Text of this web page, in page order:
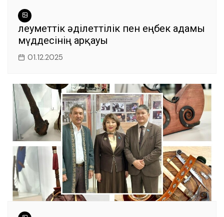
Әлеуметтік әділеттілік пен еңбек адамы
мүддесінің арқауы
01.12.2025